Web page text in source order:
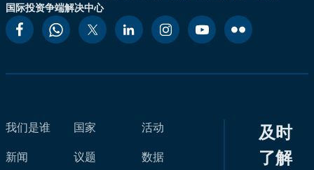
国际投资争端解决中心
我们是谁
新闻
国家
议题
活动
数据
及时
了解